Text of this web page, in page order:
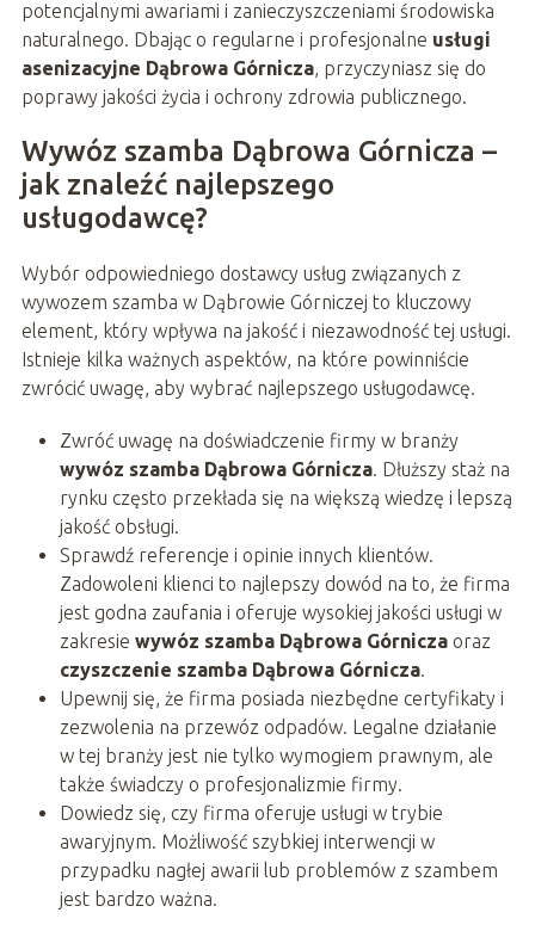
potencjalnymi awariami i zanieczyszczeniami środowiska
naturalnego. Dbając o regularne i profesjonalne usługi
asenizacyjne Dąbrowa Górnicza, przyczyniasz się do
poprawy jakości życia i ochrony zdrowia publicznego.
Wywóz szamba Dąbrowa Górnicza –
jak znaleźć najlepszego
usługodawcę?
Wybór odpowiedniego dostawcy usług związanych z
wywozem szamba w Dąbrowie Górniczej to kluczowy
element, który wpływa na jakość i niezawodność tej usługi.
Istnieje kilka ważnych aspektów, na które powinniście
zwrócić uwagę, aby wybrać najlepszego usługodawcę.
Zwróć uwagę na doświadczenie firmy w branży
wywóz szamba Dąbrowa Górnicza. Dłuższy staż na
rynku często przekłada się na większą wiedzę i lepszą
jakość obsługi.
Sprawdź referencje i opinie innych klientów.
Zadowoleni klienci to najlepszy dowód na to, że firma
jest godna zaufania i oferuje wysokiej jakości usługi w
zakresie wywóz szamba Dąbrowa Górniczaoraz
czyszczenie szamba Dąbrowa Górnicza.
Upewnij się, że firma posiada niezbędne certyfikaty i
zezwolenia na przewóz odpadów. Legalne działanie
w tej branży jest nie tylko wymogiem prawnym, ale
także świadczy o profesjonalizmie firmy.
Dowiedz się, czy firma oferuje usługi w trybie
awaryjnym. Możliwość szybkiej interwencji w
przypadku nagłej awarii lub problemów z szambem
jest bardzo ważna.